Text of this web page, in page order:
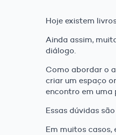
Hoje existem
Ainda assim,
diálogo.
Como abordar o
criar um espaço
encontro em uma
Essas dúvidas
Em muitos